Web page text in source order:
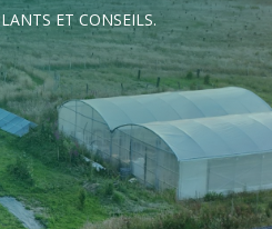
ET CONSEILS.